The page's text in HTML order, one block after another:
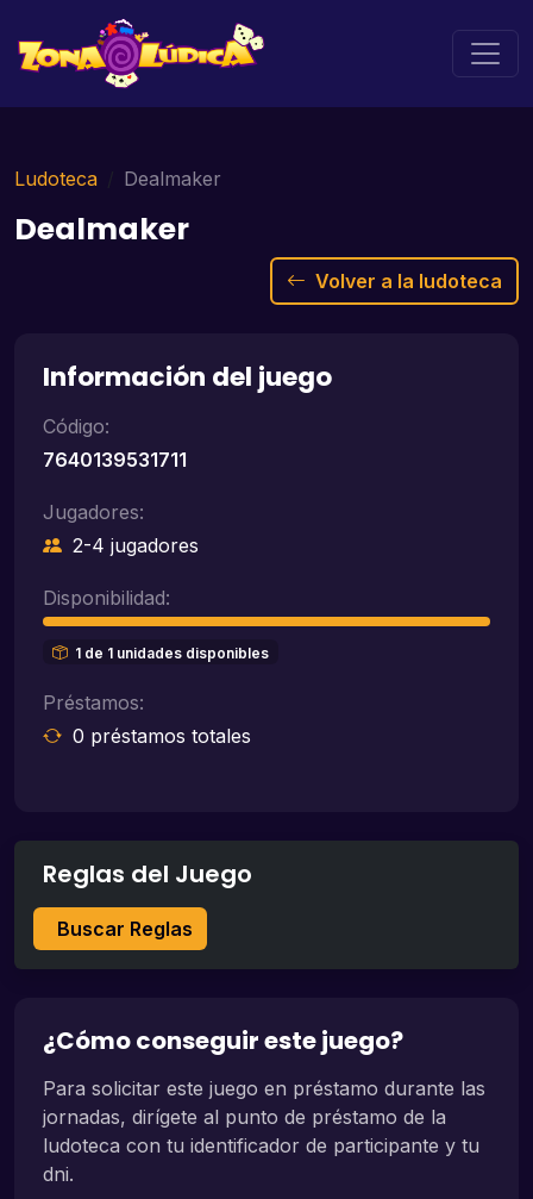
Ludoteca Dealmaker
Dealmaker
Volver a la ludoteca
Información del juego
Código:
7640139531711
Jugadores:
2-4 jugadores
Disponibilidad:
1 de 1 unidades disponibles
Préstamos:
0 préstamos totales
Reglas del Juego
Buscar Reglas
¿Cómo conseguir este juego?
Para solicitar este juego en préstamo durante las
jornadas, dirígete al punto de préstamo de la
ludoteca con tu identificador de participante y tu
dni.